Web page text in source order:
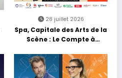
28 juillet 2026
Spa, Capitale des Arts de la
Scène : Le Compte à